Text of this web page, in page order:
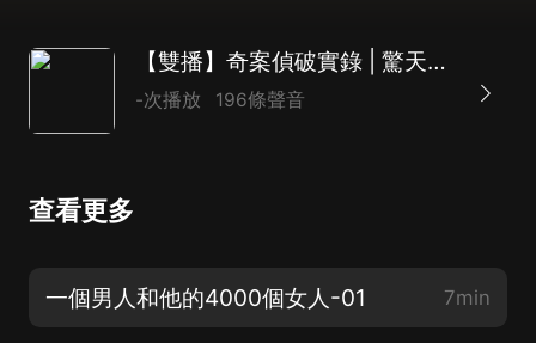
【雙播】奇案偵破實錄 | 驚天大案 | 一探究竟
-次播放 196條聲音
查看更多
一個男人和他的4000個女人-01 7min